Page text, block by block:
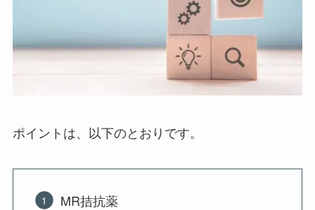
ポイントは、以下のとおりです。
MR拮抗薬